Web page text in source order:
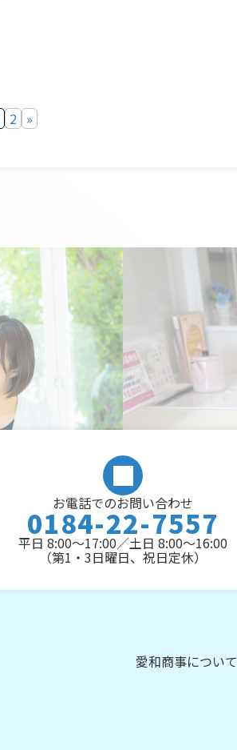
2 »
お電話でのお問い合わせ
0184-22-7557
平日 8:00～17:00／土日 8:00～16:00
（第1・3日曜日、祝日定休）
愛和商事について